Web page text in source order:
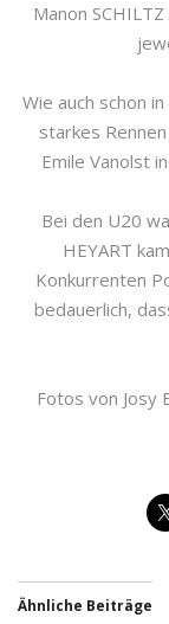
Manon
Wie auch schon
starkes
Emile Vanolst
Bei den U20
HEYART
Konkurrenten
bedauerlich,
Fotos von Josy
Ähnliche Beiträge